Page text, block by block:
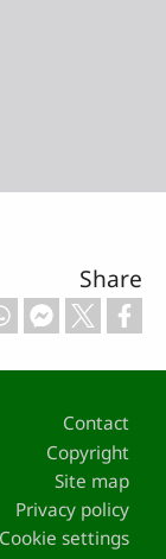
Share
Footer
Contact
Copyright
Site map
Privacy policy
Cookie settings